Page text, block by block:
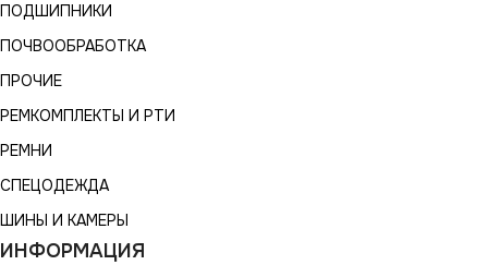
ПОДШИПНИКИ
ПОЧВООБРАБОТКА
ПРОЧИЕ
РЕМКОМПЛЕКТЫ И РТИ
РЕМНИ
СПЕЦОДЕЖДА
ШИНЫ И КАМЕРЫ
ИНФОРМАЦИЯ